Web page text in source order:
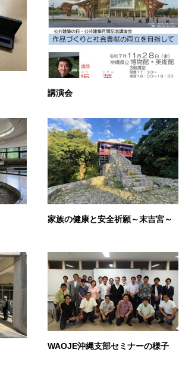
講演会
家族の健康と安全祈願～末吉宮～
WAOJE沖縄支部セミナーの様子